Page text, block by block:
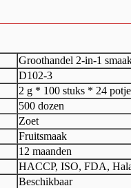
Groothandel 2-in-1
D102-3
2 g * 100 stuks * 24
500 dozen
Zoet
Fruitsmaak
12 maanden
HACCP, ISO, FDA,
Beschikbaar